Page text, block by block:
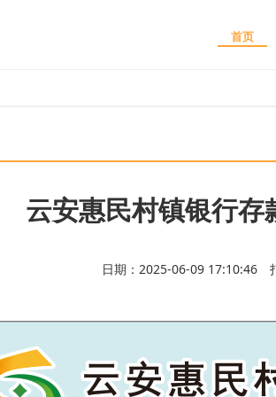
首页
云安惠民村镇银行存
日期：2025-06-09 17:10:46